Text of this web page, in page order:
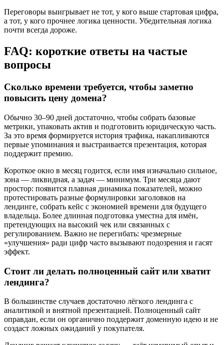
Переговоры выигрывает не тот, у кого выше стартовая цифра,
а тот, у кого прочнее логика ценности. Убедительная логика
почти всегда дороже.
FAQ: короткие ответы на частые
вопросы
Сколько времени требуется, чтобы заметно
повысить цену домена?
Обычно 30–90 дней достаточно, чтобы собрать базовые
метрики, упаковать актив и подготовить юридическую часть.
За это время формируется история трафика, накапливаются
первые упоминания и выстраивается презентация, которая
поддержит премию.
Короткое окно в месяц годится, если имя изначально сильное,
зона — ликвидная, а задач — минимум. Три месяца дают
простор: появится плавная динамика показателей, можно
протестировать разные формулировки заголовков на
лендинге, собрать кейс с экономией времени для будущего
владельца. Более длинная подготовка уместна для имён,
претендующих на высокий чек или связанных с
регулированием. Важно не перегибать: чрезмерные
«улучшения» ради цифр часто вызывают подозрения и гасят
эффект.
Стоит ли делать полноценный сайт или хватит
лендинга?
В большинстве случаев достаточно лёгкого лендинга с
аналитикой и внятной презентацией. Полноценный сайт
оправдан, если он органично поддержит доменную идею и не
создаст ложных ожиданий у покупателя.